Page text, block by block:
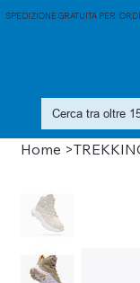
SPEDIZIONE GRATUITA PER
Home >